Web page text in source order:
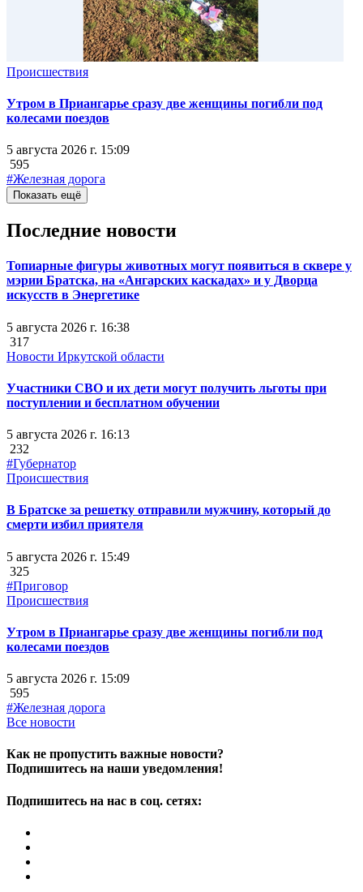
Происшествия
Утром в Приангарье сразу две женщины погибли под
колесами поездов
5 августа 2026 г. 15:09
595
#Железная дорога
Показать ещё
Последние новости
Топиарные фигуры животных могут появиться в сквере у
мэрии Братска, на «Ангарских каскадах» и у Дворца
искусств в Энергетике
5 августа 2026 г. 16:38
317
Новости Иркутской области
Участники СВО и их дети могут получить льготы при
поступлении и бесплатном обучении
5 августа 2026 г. 16:13
232
#Губернатор
Происшествия
В Братске за решетку отправили мужчину, который до
смерти избил приятеля
5 августа 2026 г. 15:49
325
#Приговор
Происшествия
Утром в Приангарье сразу две женщины погибли под
колесами поездов
5 августа 2026 г. 15:09
595
#Железная дорога
Все новости
Как не пропустить важные новости?
Подпишитесь на наши уведомления!
Подпишитесь на нас в соц. сетях: